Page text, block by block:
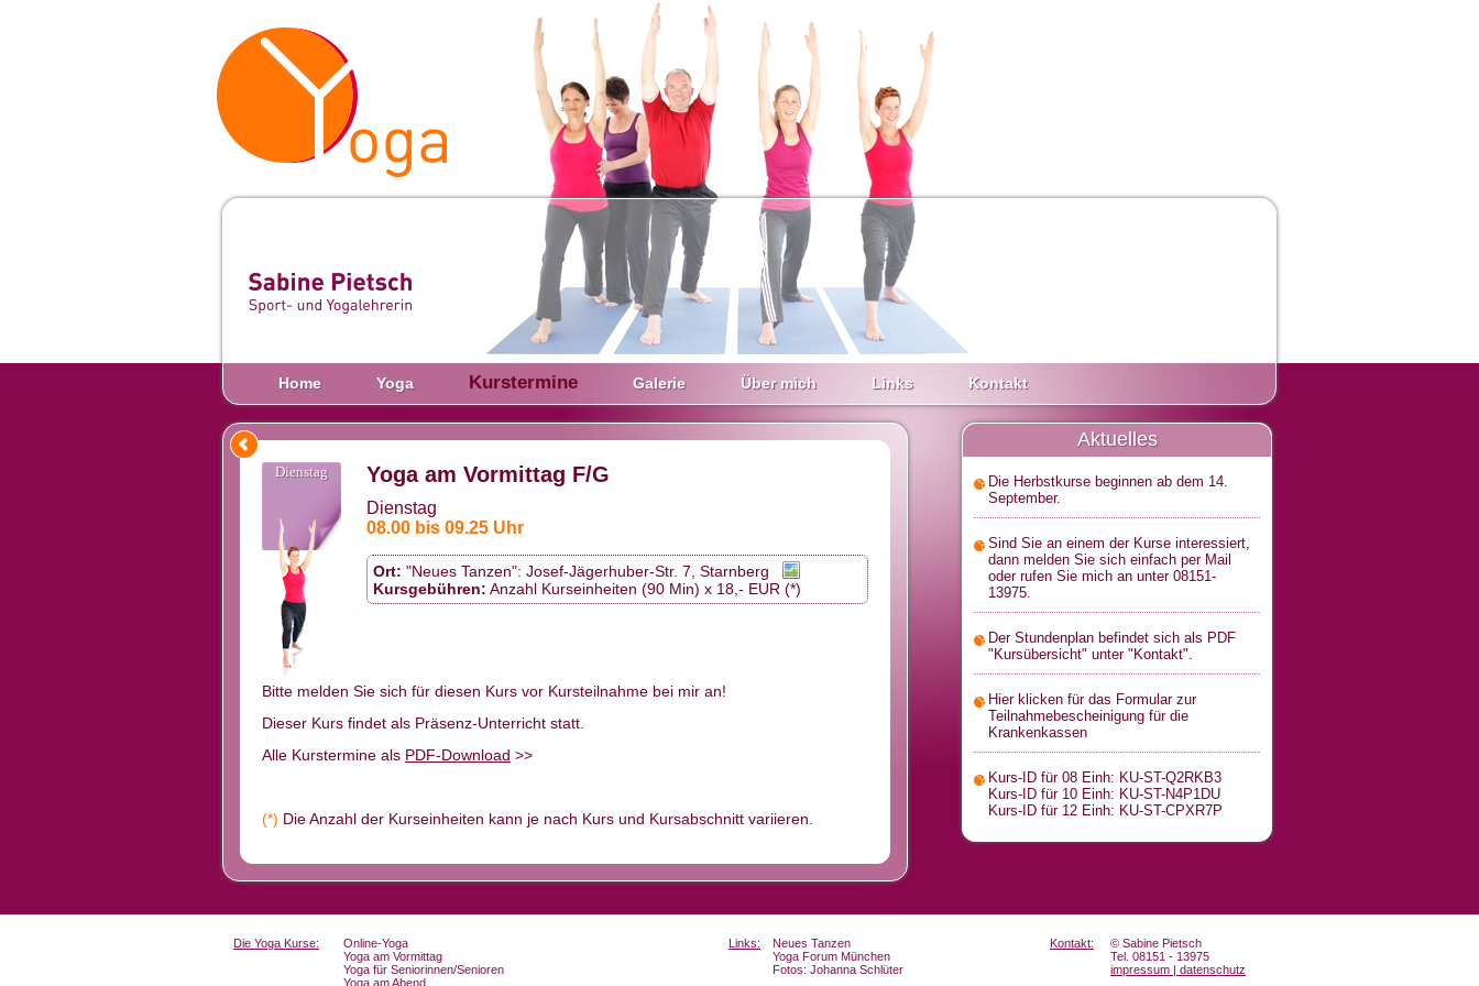
Home Yoga Kurstermine Galerie Über mich Links Kontakt
Dienstag Yoga am Vormittag F/G
Dienstag
08.00 bis 09.25 Uhr
Ort: "Neues Tanzen": Josef-Jägerhuber-Str. 7, Starnberg
Kursgebühren: Anzahl Kurseinheiten (90 Min) x 18,- EUR (*)
Bitte melden Sie sich für diesen Kurs vor Kursteilnahme bei mir an!
Dieser Kurs findet als Präsenz-Unterricht statt.
Alle Kurstermine als PDF-Download >>
(*) Die Anzahl der Kurseinheiten kann je nach Kurs und Kursabschnitt variieren.
Aktuelles
Die Herbstkurse beginnen ab dem 14.
September.
Sind Sie an einem der Kurse interessiert,
dann melden Sie sich einfach per Mail
oder rufen Sie mich an unter 08151-
13975.
Der Stundenplan befindet sich als PDF
"Kursübersicht" unter "Kontakt".
Hier klicken für das Formular zur
Teilnahmebescheinigung für die
Krankenkassen
Kurs-ID für 08 Einh: KU-ST-Q2RKB3
Kurs-ID für 10 Einh: KU-ST-N4P1DU
Kurs-ID für 12 Einh: KU-ST-CPXR7P
Kontakt:
© Sabine Pietsch
Tel. 08151 - 13975
impressum | datenschutz
Die Yoga Kurse:
Online-Yoga
Yoga am Vormittag
Yoga für Seniorinnen/Senioren
Yoga am Abend
Links:
Neues Tanzen
Yoga Forum München
Fotos: Johanna Schlüter